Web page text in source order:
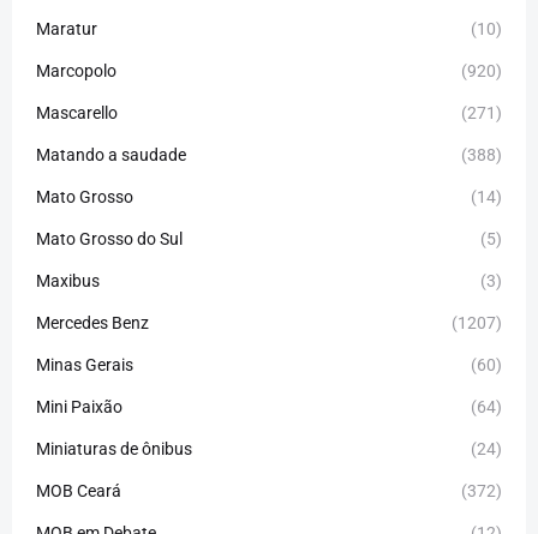
Maratur (10)
Marcopolo (920)
Mascarello (271)
Matando a saudade (388)
Mato Grosso (14)
Mato Grosso do Sul (5)
Maxibus (3)
Mercedes Benz (1207)
Minas Gerais (60)
Mini Paixão (64)
Miniaturas de ônibus (24)
MOB Ceará (372)